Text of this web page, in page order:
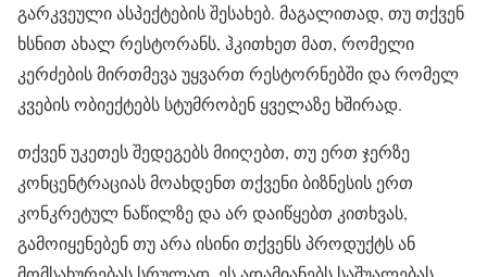
გარკვეული ასპექტების შესახებ. მაგალითად, თუ თქვენ
ხსნით ახალ რესტორანს, ჰკითხეთ მათ, რომელი
კერძების მირთმევა უყვართ რესტორნებში და რომელ
კვების ობიექტებს სტუმრობენ ყველაზე ხშირად.
თქვენ უკეთეს შედეგებს მიიღებთ, თუ ერთ ჯერზე
კონცენტრაციას მოახდენთ თქვენი ბიზნესის ერთ
კონკრეტულ ნაწილზე და არ დაიწყებთ კითხვას,
გამოიყენებენ თუ არა ისინი თქვენს პროდუქტს ან